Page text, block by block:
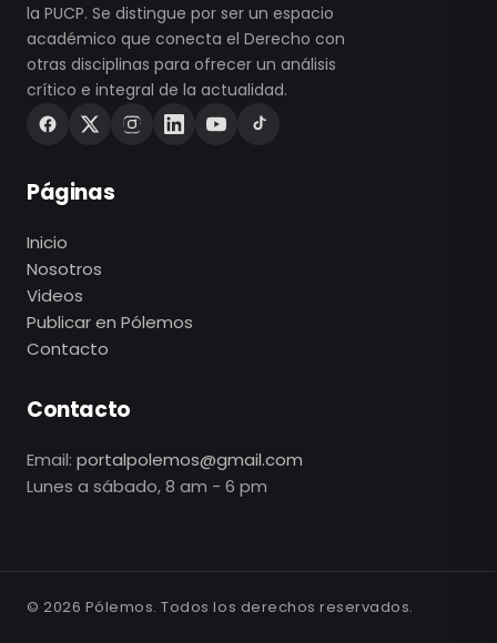
la PUCP. Se distingue por ser un espacio
académico que conecta el Derecho con
otras disciplinas para ofrecer un análisis
crítico e integral de la actualidad.
Páginas
Inicio
Nosotros
Videos
Publicar en Pólemos
Contacto
Contacto
Email: portalpolemos@gmail.com
Lunes a sábado, 8 am - 6 pm
© 2026 Pólemos. Todos los derechos reservados.